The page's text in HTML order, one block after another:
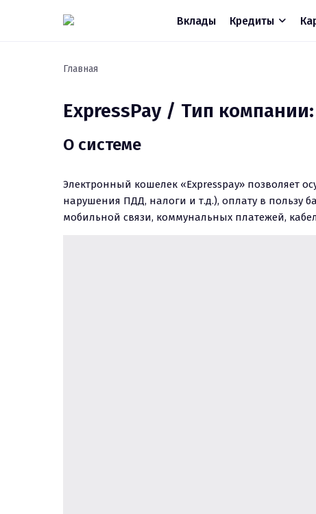
Вклады Кредиты
Главная
ExpressPay / Тип
О системе
Электронный кошелек «Expresspay» позволяет
нарушения ПДД, налоги и т.д.), оплату в пользу
мобильной связи, коммунальных платежей,